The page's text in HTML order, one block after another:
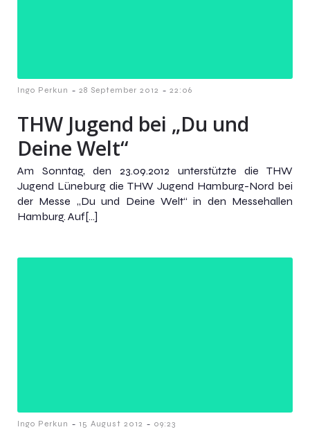
Ingo Perkun - 28 September 2012 - 22:06
THW Jugend bei „Du und
Deine Welt“
Am Sonntag, den 23.09.2012 unterstützte die THW
Jugend Lüneburg die THW Jugend Hamburg-Nord bei
der Messe „Du und Deine Welt“ in den Messehallen
Hamburg. Auf[…]
Ingo Perkun - 15 August 2012 - 09:23